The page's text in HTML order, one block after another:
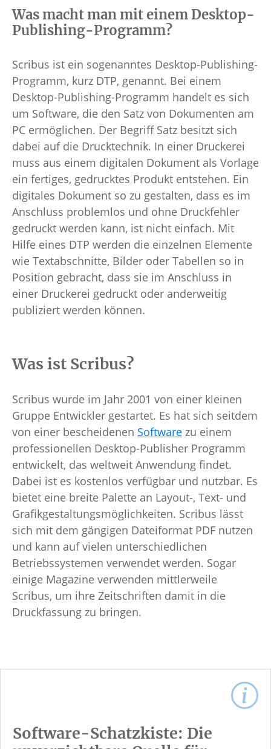
Was macht man mit einem Desktop-
Publishing-Programm?
Scribus ist ein sogenanntes Desktop-Publishing-
Programm, kurz DTP, genannt. Bei einem
Desktop-Publishing-Programm handelt es sich
um Software, die den Satz von Dokumenten am
PC ermöglichen. Der Begriff Satz besitzt sich
dabei auf die Drucktechnik. In einer Druckerei
muss aus einem digitalen Dokument als Vorlage
ein fertiges, gedrucktes Produkt entstehen. Ein
digitales Dokument so zu gestalten, dass es im
Anschluss problemlos und ohne Druckfehler
gedruckt werden kann, ist nicht einfach. Mit
Hilfe eines DTP werden die einzelnen Elemente
wie Textabschnitte, Bilder oder Tabellen so in
Position gebracht, dass sie im Anschluss in
einer Druckerei gedruckt oder anderweitig
publiziert werden können.
Was ist Scribus?
Scribus wurde im Jahr 2001 von einer kleinen
Gruppe Entwickler gestartet. Es hat sich seitdem
von einer bescheidenen Software zu einem
professionellen Desktop-Publisher Programm
entwickelt, das weltweit Anwendung findet.
Dabei ist es kostenlos verfügbar und nutzbar. Es
bietet eine breite Palette an Layout-, Text- und
Grafikgestaltungsmöglichkeiten. Scribus lässt
sich mit dem gängigen Dateiformat PDF nutzen
und kann auf vielen unterschiedlichen
Betriebssystemen verwendet werden. Sogar
einige Magazine verwenden mittlerweile
Scribus, um ihre Zeitschriften damit in die
Druckfassung zu bringen.
Software-Schatzkiste: Die